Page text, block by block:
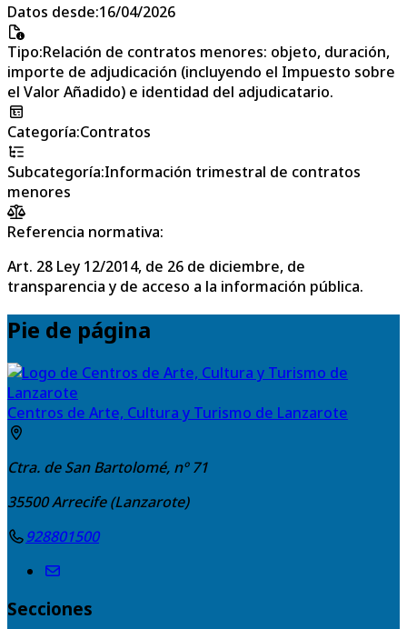
Datos desde:16/04/2026
Tipo:Relación de contratos menores: objeto, duración,
importe de adjudicación (incluyendo el Impuesto sobre
el Valor Añadido) e identidad del adjudicatario.
Categoría:Contratos
Subcategoría:Información trimestral de contratos
menores
Referencia normativa:
Art. 28 Ley 12/2014, de 26 de diciembre, de
transparencia y de acceso a la información pública.
Pie de página
Centros de Arte, Cultura y Turismo de Lanzarote
Ctra. de San Bartolomé, nº 71
35500Arrecife (Lanzarote)
928801500
Secciones